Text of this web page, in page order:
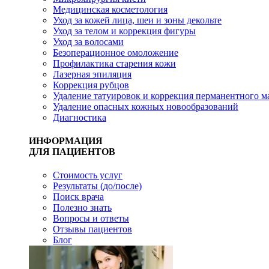
Медицинская косметология
Уход за кожей лица, шеи и зоны декольте
Уход за телом и коррекция фигуры
Уход за волосами
Безоперационное омоложение
Профилактика старения кожи
Лазерная эпиляция
Коррекция рубцов
Удаление татуировок и коррекция перманентного
Удаление опасных кожных новообразований
Диагностика
ИНФОРМАЦИЯ
ДЛЯ ПАЦИЕНТОВ
Стоимость услуг
Результаты (до/после)
Поиск врача
Полезно знать
Вопросы и ответы
Отзывы пациентов
Блог